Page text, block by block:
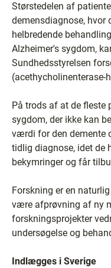
Størstedelen af
demensdiagnose, hvor
helbredende
Alzheimer's sygdom,
Sundhedsstyrelsen
(acethycholinenterase-
På trods af at de fleste
sygdom, der ikke kan
værdi for den demente
tidlig diagnose, idet de
bekymringer og får
Forskning er en
være afprøvning af ny
forskningsprojekter
undersøgelse og
Indlægges i Sverige